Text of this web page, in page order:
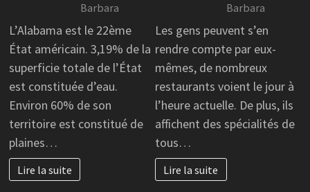
Barbara
L’Alabama est le 22ème
État américain. 3,19% de la
superficie totale de l’État
est constituée d’eau.
Environ 60% de son
territoire est constitué de
plaines…
Lire la suite
Barbara
Les gens peuvent s’en
rendre compte par eux-
mêmes, de nombreux
restaurants voient le jour à
l’heure actuelle. De plus, ils
affichent des spécialités de
tous…
Lire la suite